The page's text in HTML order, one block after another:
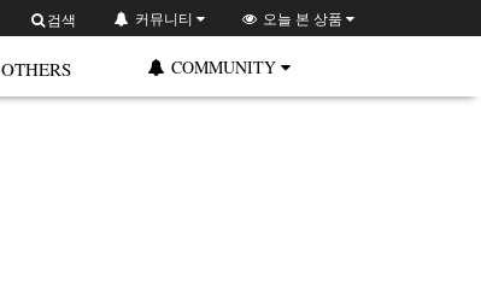
검색 커뮤니티 오늘 본 상품
OTHERS COMMUNITY